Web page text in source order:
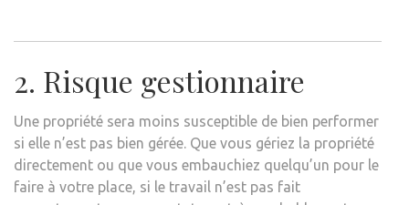
2. Risque gestionnaire
Une propriété sera moins susceptible de bien performer
si elle n’est pas bien gérée. Que vous gériez la propriété
directement ou que vous embauchiez quelqu’un pour le
faire à votre place, si le travail n’est pas fait